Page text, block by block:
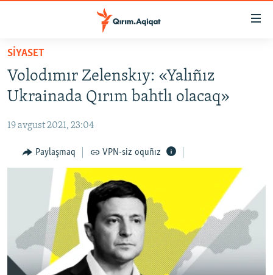
Esas
qaytmaq
Baş
qaytmaq
qaytmaq
HABERLER
SİYASET
CEMİYET
MEDENİYET
İNSAN AQLARI
SÜRET
BLOGLAR
FİKİR
SİYASET
Volodımır Zelenskıy: «Yalıñız
Ukrainada Qırım bahtlı olacaq»
19 avgust 2021, 23:04
Paylaşmaq VPN-siz oquñız